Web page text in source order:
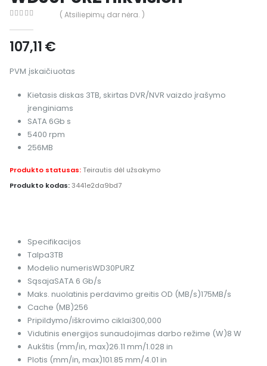
( Atsiliepimų dar nėra. )
107,11€
PVM įskaičiuotas
Kietasis diskas 3TB, skirtas DVR/NVR vaizdo įrašymo
įrenginiams
SATA 6Gb s
5400 rpm
256MB
Produkto statusas:Teirautis dėl užsakymo
Produkto kodas:3441e2da9bd7
Specifikacijos
Talpa3TB
Modelio numerisWD30PURZ
SąsajaSATA 6 Gb/s
Maks. nuolatinis perdavimo greitis OD (MB/s)175MB/s
Cache (MB)256
Pripildymo/iškrovimo ciklai300,000
Vidutinis energijos sunaudojimas darbo režime (W)8 W
Aukštis (mm/in, max)26.11 mm/1.028 in
Plotis (mm/in, max)101.85 mm/4.01 in